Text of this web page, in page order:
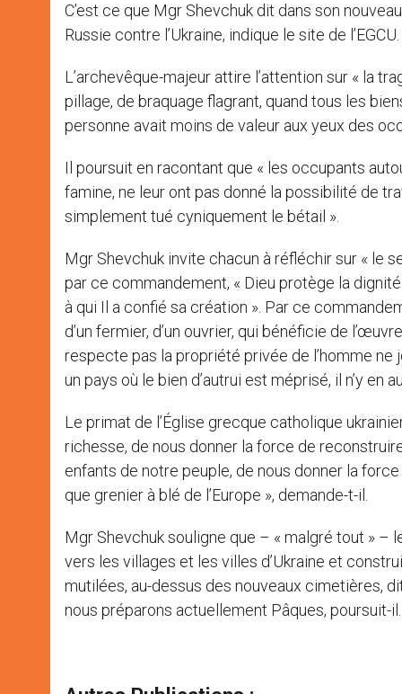
C’est ce que Mgr Shevchuk dit dans son nouveau
Russie contre l’Ukraine, indique le site de l’EGCU.
L’archevêque-majeur attire l’attention sur « la
pillage, de braquage flagrant, quand tous les
personne avait moins de valeur aux yeux des
Il poursuit en racontant que « les occupants
famine, ne leur ont pas donné la possibilité de
simplement tué cyniquement le bétail ».
Mgr Shevchuk invite chacun à réfléchir sur « le
par ce commandement, « Dieu protège la
à qui Il a confié sa création ». Par ce
d’un fermier, d’un ouvrier, qui bénéficie de
respecte pas la propriété privée de l’homme ne
un pays où le bien d’autrui est méprisé, il n’y en
Le primat de l’Église grecque catholique
richesse, de nous donner la force de
enfants de notre peuple, de nous donner la
que grenier à blé de l’Europe », demande-t-il.
Mgr Shevchuk souligne que – « malgré tout » –
vers les villages et les villes d’Ukraine et
mutilées, au-dessus des nouveaux cimetières,
nous préparons actuellement Pâques, poursuit-il.